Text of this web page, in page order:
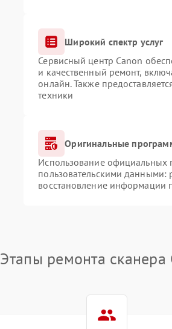
Широкий спектр услуг
Сервисный центр Canon
и качественный ремонт,
онлайн. Также
техники
Оригинальные
Использование официальных
пользовательскими данными:
восстановление информации
Этапы ремонта сканера